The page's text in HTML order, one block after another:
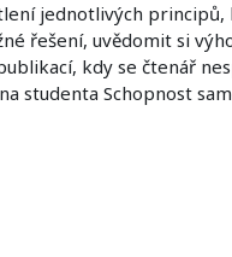
jednotlivých
řešení, uvědomit si
kdy se čtenář
Schopnost